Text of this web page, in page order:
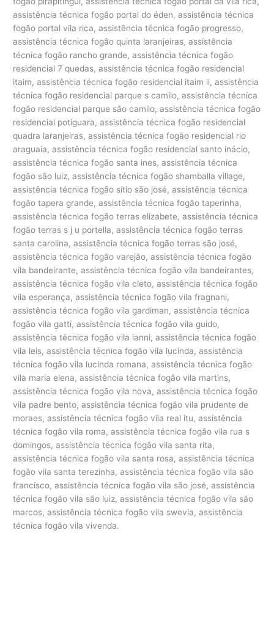
assistência técnica fogão portal do éden, assistência técnica
fogão portal vila rica, assistência técnica fogão progresso,
assistência técnica fogão quinta laranjeiras, assistência
técnica fogão rancho grande, assistência técnica fogão
residencial 7 quedas, assistência técnica fogão residencial
itaim, assistência técnica fogão residencial itaim ii, assistência
técnica fogão residencial parque s camilo, assistência técnica
fogão residencial parque são camilo, assistência técnica fogão
residencial potiguara, assistência técnica fogão residencial
quadra laranjeiras, assistência técnica fogão residencial rio
araguaia, assistência técnica fogão residencial santo inácio,
assistência técnica fogão santa ines, assistência técnica
fogão são luiz, assistência técnica fogão shamballa village,
assistência técnica fogão sítio são josé, assistência técnica
fogão tapera grande, assistência técnica fogão taperinha,
assistência técnica fogão terras elizabete, assistência técnica
fogão terras s j u portella, assistência técnica fogão terras
santa carolina, assistência técnica fogão terras são josé,
assistência técnica fogão varejão, assistência técnica fogão
vila bandeirante, assistência técnica fogão vila bandeirantes,
assistência técnica fogão vila cleto, assistência técnica fogão
vila esperança, assistência técnica fogão vila fragnani,
assistência técnica fogão vila gardiman, assistência técnica
fogão vila gatti, assistência técnica fogão vila guido,
assistência técnica fogão vila ianni, assistência técnica fogão
vila leis, assistência técnica fogão vila lucinda, assistência
técnica fogão vila lucinda romana, assistência técnica fogão
vila maria elena, assistência técnica fogão vila martins,
assistência técnica fogão vila nova, assistência técnica fogão
vila padre bento, assistência técnica fogão vila prudente de
moraes, assistência técnica fogão vila real itu, assistência
técnica fogão vila roma, assistência técnica fogão vila rua s
domingos, assistência técnica fogão vila santa rita,
assistência técnica fogão vila santa rosa, assistência técnica
fogão vila santa terezinha, assistência técnica fogão vila são
francisco, assistência técnica fogão vila são josé, assistência
técnica fogão vila são luiz, assistência técnica fogão vila são
marcos, assistência técnica fogão vila swevia, assistência
técnica fogão vila vivenda.